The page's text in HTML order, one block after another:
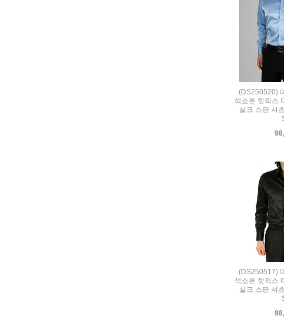
(DS250520)
색소폰 핫픽스
실크 스판 셔
(DS250517)
색소폰 핫픽스
실크 스판 셔